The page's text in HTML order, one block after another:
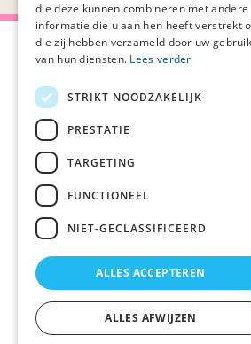
Over Palliaweb
Over PZNL
Pers
Vacatures
Webshop
die deze kunnen combineren met andere
informatie die u aan hen heeft verstrekt
die zij hebben verzameld door uw gebruik
van hun diensten. Lees verder
STRIKT NOODZAKELIJK
PRESTATIE
TARGETING
FUNCTIONEEL
NIET-GECLASSIFICEERD
ALLES ACCEPTEREN
ALLES AFWIJZEN